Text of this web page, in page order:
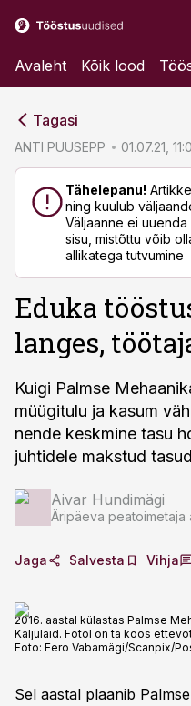
Avaleht Kõik lood
Tagasi
ANTI PUUSEPP 01.07.21,
Tähelepanu!
ning kuulub
Väljaanne ei
sisu, mistõttu võib
allikatega tutvumine
Eduka
langes,
Kuigi Palmse
müügitulu ja kasum
nende keskmine tasu
juhtidele makstud
Aivar Hundimägi
Äripäeva peatoimetaja
Jaga Salvesta Vihja
2016. aastal külastas Palmse
Kaljulaid. Fotol on ta koos
Foto: Eero Vabamägi/Scanpix/
Sel aastal plaanib